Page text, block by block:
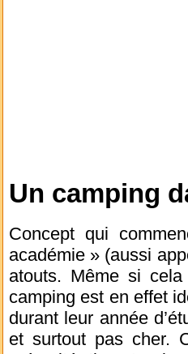
Un camping
Concept qui
académie » (aussi
atouts. Même si
camping est en effet
durant leur année
et surtout pas cher.